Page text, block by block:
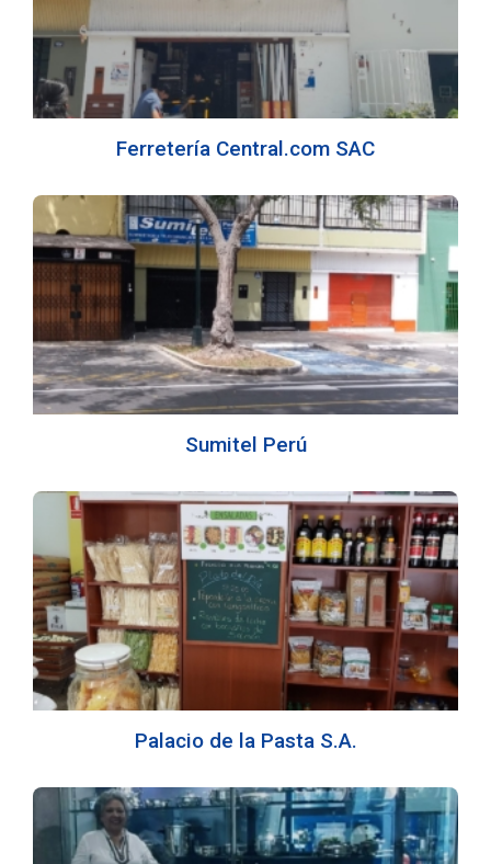
Ferretería Central.com SAC
Sumitel Perú
Palacio de la Pasta S.A.